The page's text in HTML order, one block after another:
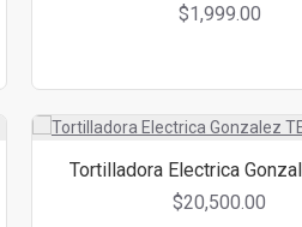
$1,999.00
Tortilladora Electrica
$20,500.00